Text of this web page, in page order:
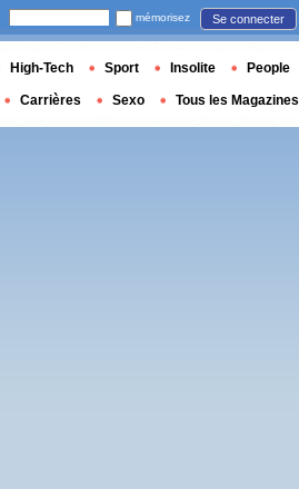
mémorisez Se connecter
High-Tech Sport Insolite People
Carrières Sexo Tous les Magazines